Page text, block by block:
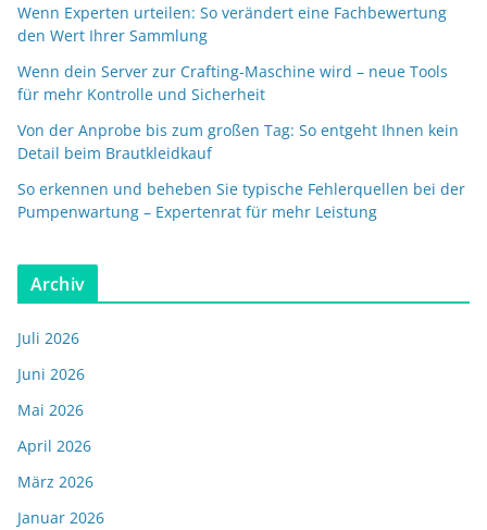
Wenn Experten urteilen: So verändert eine Fachbewertung
den Wert Ihrer Sammlung
Wenn dein Server zur Crafting-Maschine wird – neue Tools
für mehr Kontrolle und Sicherheit
Von der Anprobe bis zum großen Tag: So entgeht Ihnen kein
Detail beim Brautkleidkauf
So erkennen und beheben Sie typische Fehlerquellen bei der
Pumpenwartung – Expertenrat für mehr Leistung
Archiv
Juli 2026
Juni 2026
Mai 2026
April 2026
März 2026
Januar 2026